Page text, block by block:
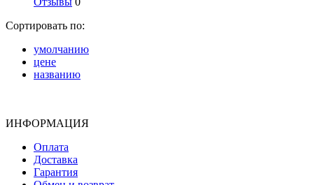
Сортировать по:
умолчанию
цене
названию
ИНФОРМАЦИЯ
Оплата
Доставка
Гарантия